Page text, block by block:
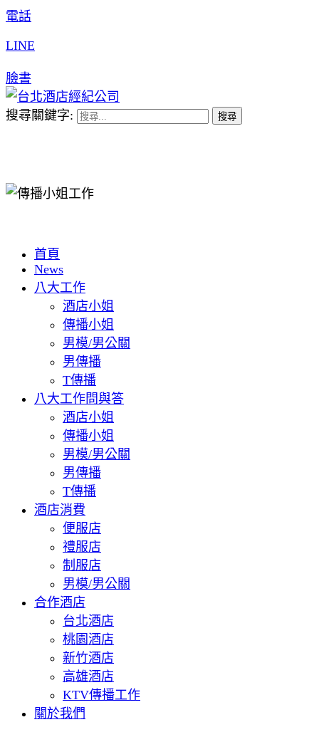
電話
LINE
臉書
搜尋關鍵字:
首頁
News
八大工作
酒店小姐
傳播小姐
男模/男公關
男傳播
T傳播
八大工作問與答
酒店小姐
傳播小姐
男模/男公關
男傳播
T傳播
酒店消費
便服店
禮服店
制服店
男模/男公關
合作酒店
台北酒店
桃園酒店
新竹酒店
高雄酒店
KTV傳播工作
關於我們